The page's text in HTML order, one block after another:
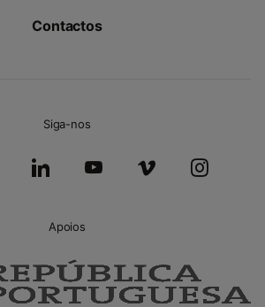
Contactos
Siga-nos
Apoios